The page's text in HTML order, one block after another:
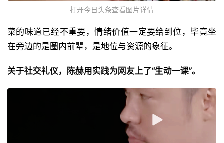
打开今日头条查看图片详情
菜的味道已经不重要，情绪价值一定要给到位，毕竟坐
在旁边的是圈内前辈，是地位与资源的象征。
关于社交礼仪，陈赫用实践为网友上了“生动一课”。